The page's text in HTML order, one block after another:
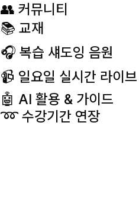
👥 커뮤니티
📚 교재
🎧 복습 섀도잉 음원
📹 일요일 실시간 라이
🤖 AI 활용 & 가이드
➿ 수강기간 연장